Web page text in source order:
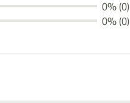
0% (0)
0% (0)